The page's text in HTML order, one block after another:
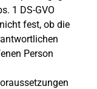
1 DS-GVO
fest, ob die
Person